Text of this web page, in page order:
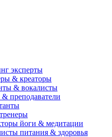
эксперты
& креаторы
& вокалисты
& преподаватели
йоги & медитации
питания & здоровья